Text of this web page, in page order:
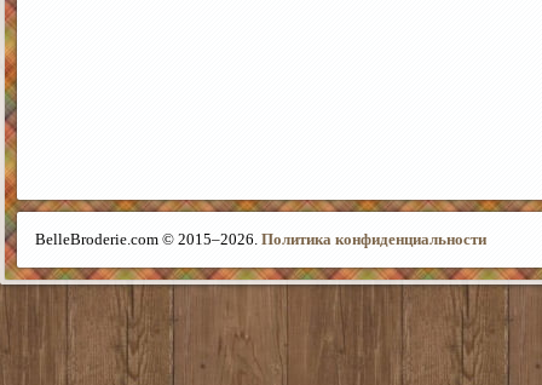
BelleBroderie.com © 2015–2026. Политика конфиденциальности